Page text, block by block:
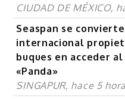
CIUDAD DE MÉXICO,
Seaspan se
internacional
buques en acceder
«Panda»
SINGAPUR, hace 5